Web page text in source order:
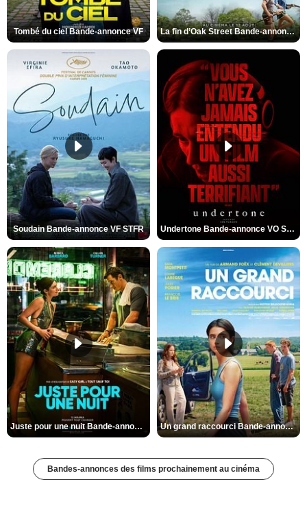
Tombé du ciel Bande-annonce VF La fin d’Oak Street Bande-annonce VO STFR
Soudain Bande-annonce VF STFR Undertone Bande-annonce VO STFR
Juste pour une nuit Bande-annonce VO STFR Un grand raccourci Bande-annonce VF
Bandes-annonces des films prochainement au cinéma